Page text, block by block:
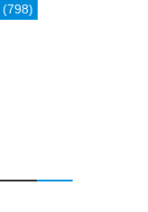
(798)